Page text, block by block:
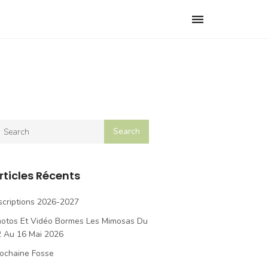
Toggle
Récents
2026-2027
Et Vidéo Bormes Les Mimosas Du
Au 16 Mai 2026
Fosse